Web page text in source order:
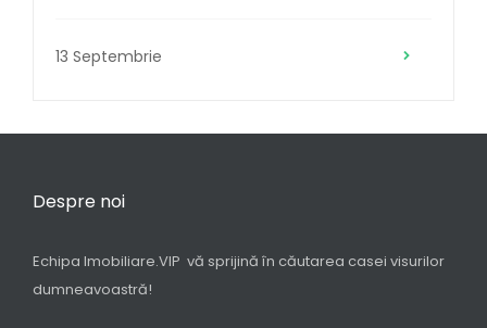
13 Septembrie
Despre noi
Echipa Imobiliare.VIP vă sprijină în căutarea casei visurilor
dumneavoastră!